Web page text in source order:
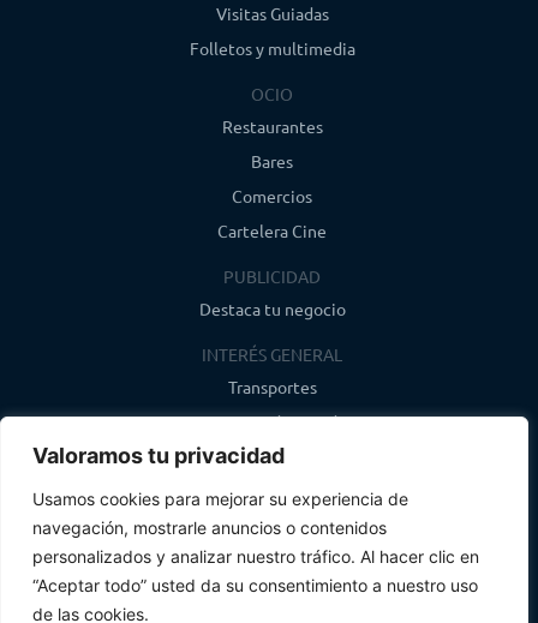
Valoramos tu privacidad
Usamos cookies para mejorar su experiencia de
navegación, mostrarle anuncios o contenidos
personalizados y analizar nuestro tráfico. Al hacer clic en
“Aceptar todo” usted da su consentimiento a nuestro uso
de las cookies.
Visitas Guiadas
Folletos y multimedia
OCIO
Restaurantes
Bares
Comercios
Cartelera Cine
PUBLICIDAD
Destaca tu negocio
INTERÉS GENERAL
Transportes
Farmacias de guardia
Canal de WhatsApp
Último boletín
info@infosegovia.com